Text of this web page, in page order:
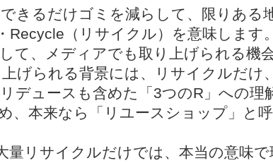
できるだけゴミを減らして、限りあ
Recycle（リサイクル）を意味しま
て、メディアでも取り上げられる機
上げられる背景には、リサイクルだ
デュースも含めた「3つのR」への理
、本来なら「リユースショップ」
リサイクルだけでは、本当の意味